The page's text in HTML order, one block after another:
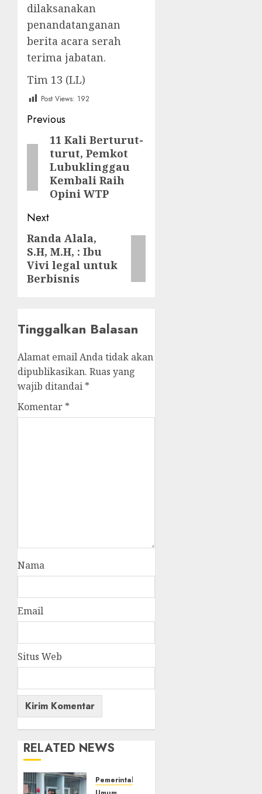
dilaksanakan
penandatanganan
berita acara serah
terima jabatan.
Tim 13 (LL)
Post Views: 192
Post
navigation
Previous
Previous
post:
11 Kali Berturut-
turut, Pemkot
Lubuklinggau
Kembali Raih
Opini WTP
Next
Next
post:
Randa Alala,
S.H, M.H, : Ibu
Vivi legal untuk
Berbisnis
Tinggalkan Balasan
Alamat email Anda tidak akan
dipublikasikan. Ruas yang
wajib ditandai *
Komentar *
Nama
Email
Situs Web
RELATED NEWS
Pemerintahan